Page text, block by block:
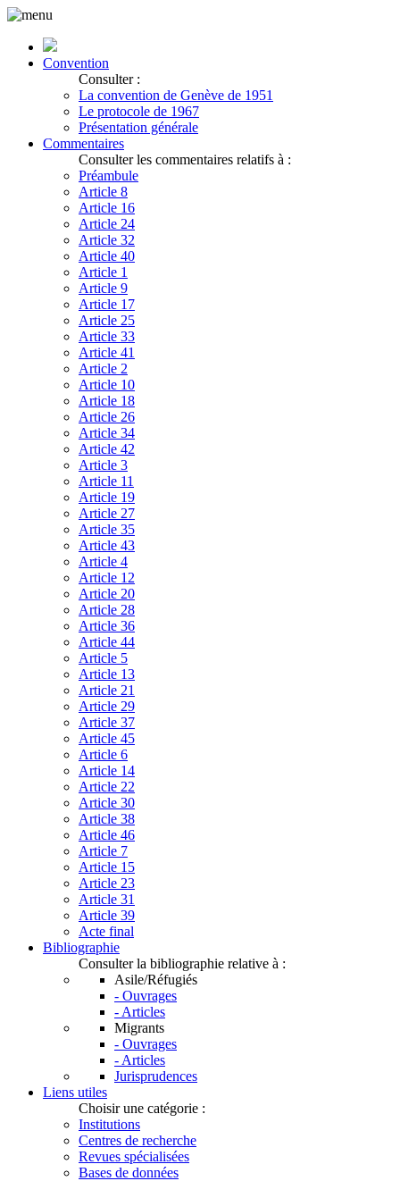
Convention
Consulter :
La convention de Genève de 1951
Le protocole de 1967
Présentation générale
Commentaires
Consulter les commentaires relatifs à :
Préambule
Article 8
Article 16
Article 24
Article 32
Article 40
Article 1
Article 9
Article 17
Article 25
Article 33
Article 41
Article 2
Article 10
Article 18
Article 26
Article 34
Article 42
Article 3
Article 11
Article 19
Article 27
Article 35
Article 43
Article 4
Article 12
Article 20
Article 28
Article 36
Article 44
Article 5
Article 13
Article 21
Article 29
Article 37
Article 45
Article 6
Article 14
Article 22
Article 30
Article 38
Article 46
Article 7
Article 15
Article 23
Article 31
Article 39
Acte final
Bibliographie
Consulter la bibliographie relative à :
Asile/Réfugiés
- Ouvrages
- Articles
Migrants
- Ouvrages
- Articles
Jurisprudences
Liens utiles
Choisir une catégorie :
Institutions
Centres de recherche
Revues spécialisées
Bases de données